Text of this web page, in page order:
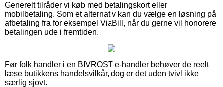
Generelt tilråder vi køb med betalingskort eller
mobilbetaling. Som et alternativ kan du vælge en løsning på
afbetaling fra for eksempel ViaBill, når du gerne vil honorere
betalingen ude i fremtiden.
Før folk handler i en BIVROST e-handler behøver de reelt
læse butikkens handelsvilkår, dog er det uden tvivl ikke
særlig sjovt.